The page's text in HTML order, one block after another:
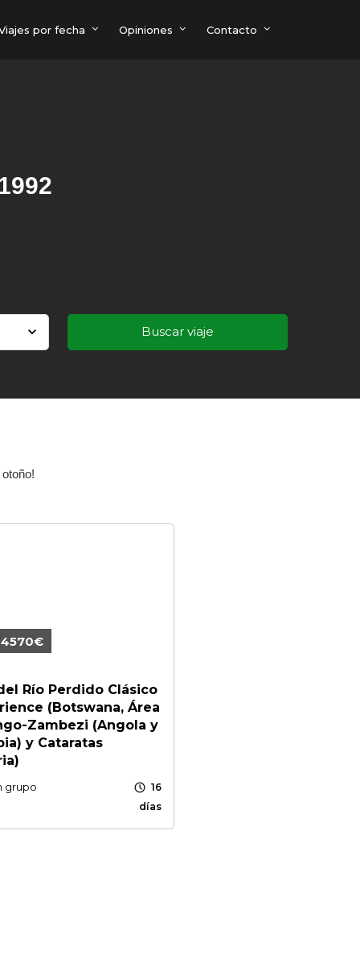
por fecha Opiniones Contacto
Río Perdido Clásico
(Botswana, Área
Zambezi (Angola y
y Cataratas
grupo schedule 16
días